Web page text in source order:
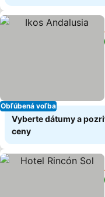
Obľúbená voľba
Vyberte dátumy a
ceny